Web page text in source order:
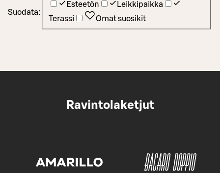
Suodata:
Esteetön
Leikkipaikka
Terassi
Omat suosikit
Ravintolaketjut